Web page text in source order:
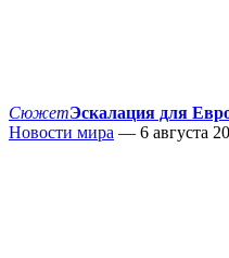
СюжетЭскалация для
Новости мира — 6 августа